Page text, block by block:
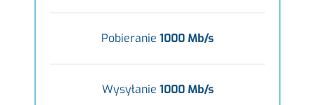
Pobieranie 1000 Mb/s
Wysyłanie 1000 Mb/s